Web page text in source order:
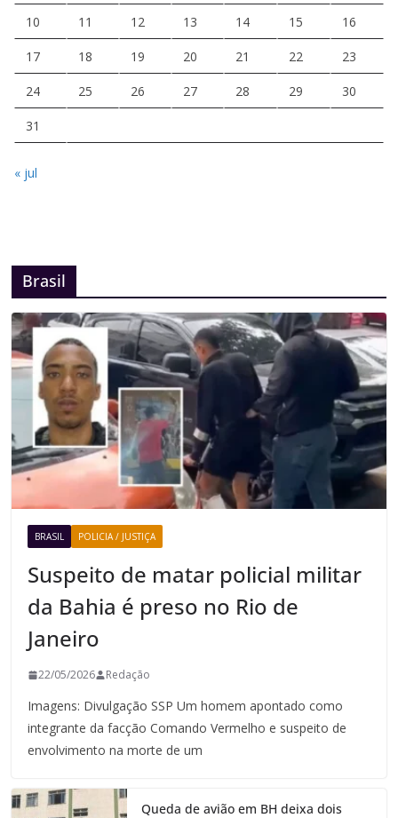
10 11 12 13 14 15 16
17 18 19 20 21 22 23
24 25 26 27 28 29 30
31
« jul
Brasil
BRASIL POLICIA / JUSTIÇA
Suspeito de matar policial militar
da Bahia é preso no Rio de
Janeiro
22/05/2026 Redação
Imagens: Divulgação SSP Um homem apontado como
integrante da facção Comando Vermelho e suspeito de
envolvimento na morte de um
Queda de avião em BH deixa dois